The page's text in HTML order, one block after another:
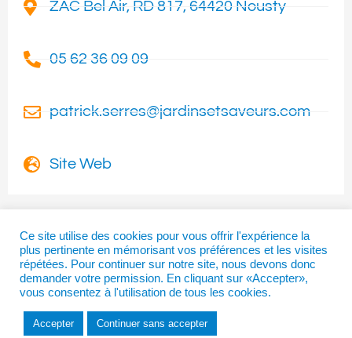
ZAC Bel Air, RD 817, 64420 Nousty
05 62 36 09 09
patrick.serres@jardinsetsaveurs.com
Site Web
I
n
s
t
a
T
w
i
t
t
F
a
c
Copyright © 2026 | La Béarnaise
Ce site utilise des cookies pour vous offrir l'expérience la
plus pertinente en mémorisant vos préférences et les visites
répétées. Pour continuer sur notre site, nous devons donc
demander votre permission. En cliquant sur «Accepter»,
vous consentez à l'utilisation de tous les cookies.
Accepter Continuer sans accepter